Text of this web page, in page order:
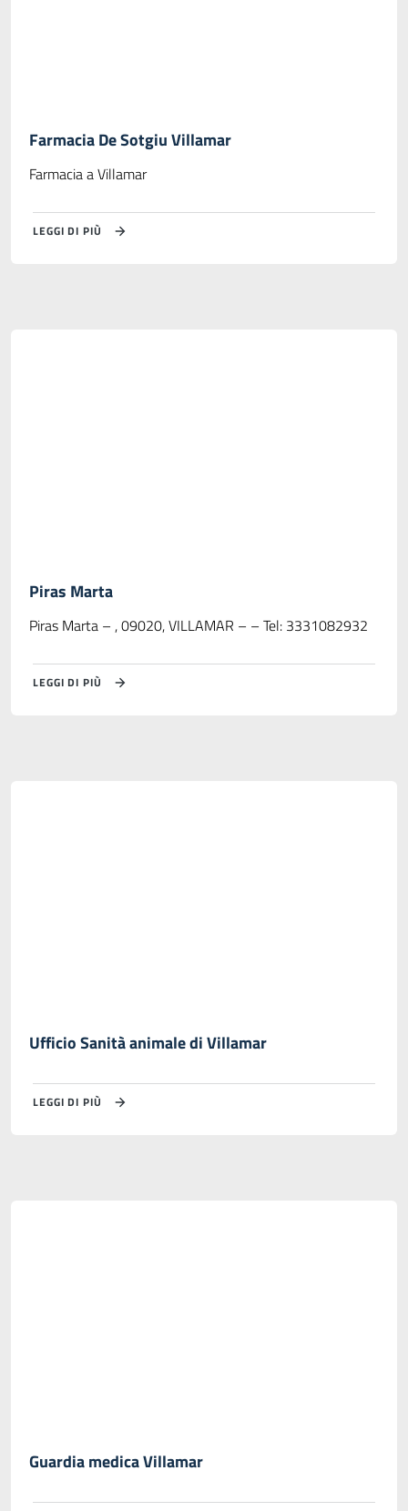
Farmacia De Sotgiu Villamar
Farmacia a Villamar
LEGGI DI PIÙ
Piras Marta
Piras Marta – , 09020, VILLAMAR – – Tel: 3331082932
LEGGI DI PIÙ
Ufficio Sanità animale di Villamar
LEGGI DI PIÙ
Guardia medica Villamar